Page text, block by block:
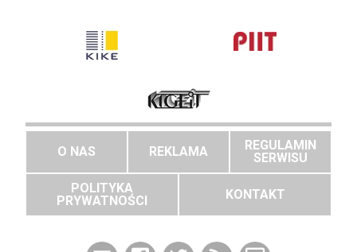
O NAS REKLAMA
REGULAMIN
SERWISU
POLITYKA
PRYWATNOŚCI
KONTAKT